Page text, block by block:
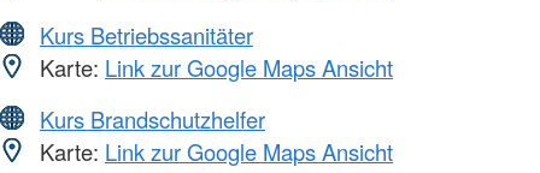
Kurs Betriebssanitäter
Karte: Link zur Google Maps Ansicht
Kurs Brandschutzhelfer
Karte: Link zur Google Maps Ansicht